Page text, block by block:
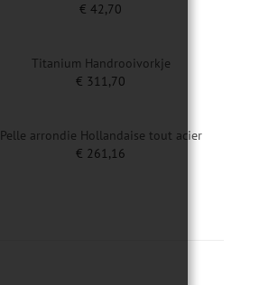
€ 42,70
Titanium Handrooivorkje
€ 311,70
Pelle arrondie Hollandaise tout acier
€ 261,16